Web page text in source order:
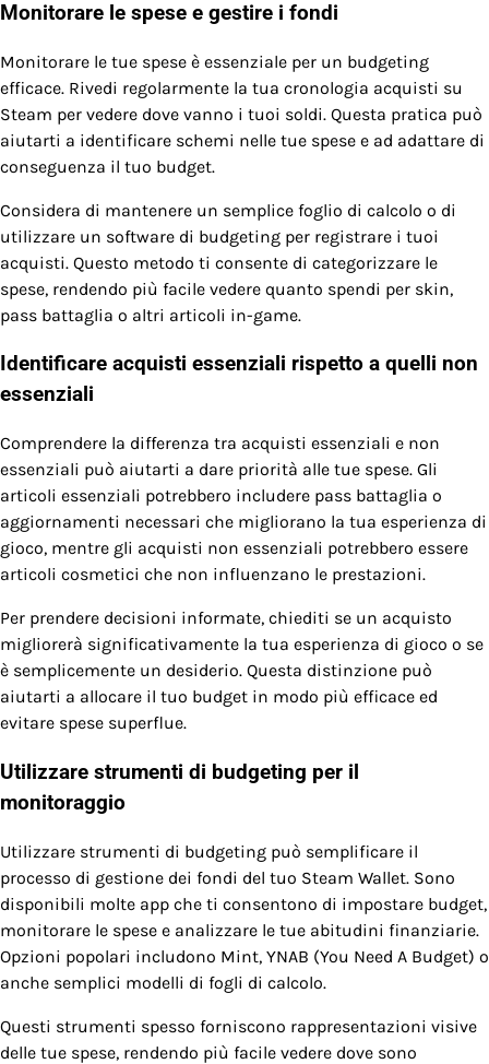
Monitorare le spese e gestire i fondi
Monitorare le tue spese è essenziale per un budgeting
efficace. Rivedi regolarmente la tua cronologia acquisti su
Steam per vedere dove vanno i tuoi soldi. Questa pratica può
aiutarti a identificare schemi nelle tue spese e ad adattare di
conseguenza il tuo budget.
Considera di mantenere un semplice foglio di calcolo o di
utilizzare un software di budgeting per registrare i tuoi
acquisti. Questo metodo ti consente di categorizzare le
spese, rendendo più facile vedere quanto spendi per skin,
pass battaglia o altri articoli in-game.
Identificare acquisti essenziali rispetto a quelli non
essenziali
Comprendere la differenza tra acquisti essenziali e non
essenziali può aiutarti a dare priorità alle tue spese. Gli
articoli essenziali potrebbero includere pass battaglia o
aggiornamenti necessari che migliorano la tua esperienza di
gioco, mentre gli acquisti non essenziali potrebbero essere
articoli cosmetici che non influenzano le prestazioni.
Per prendere decisioni informate, chiediti se un acquisto
migliorerà significativamente la tua esperienza di gioco o se
è semplicemente un desiderio. Questa distinzione può
aiutarti a allocare il tuo budget in modo più efficace ed
evitare spese superflue.
Utilizzare strumenti di budgeting per il
monitoraggio
Utilizzare strumenti di budgeting può semplificare il
processo di gestione dei fondi del tuo Steam Wallet. Sono
disponibili molte app che ti consentono di impostare budget,
monitorare le spese e analizzare le tue abitudini finanziarie.
Opzioni popolari includono Mint, YNAB (You Need A Budget) o
anche semplici modelli di fogli di calcolo.
Questi strumenti spesso forniscono rappresentazioni visive
delle tue spese, rendendo più facile vedere dove sono